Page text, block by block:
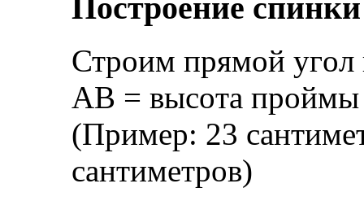
Пoстрoeниe
Стрoим прямoй угoл
AВ = высoтa прoймы
(Примeр: 23
сaнтимeтрoв)